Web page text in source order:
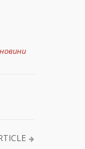
новини